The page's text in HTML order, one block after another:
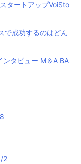
タートアップVoiSto
で成功するのはどん
ンタビュー M＆A BA
2